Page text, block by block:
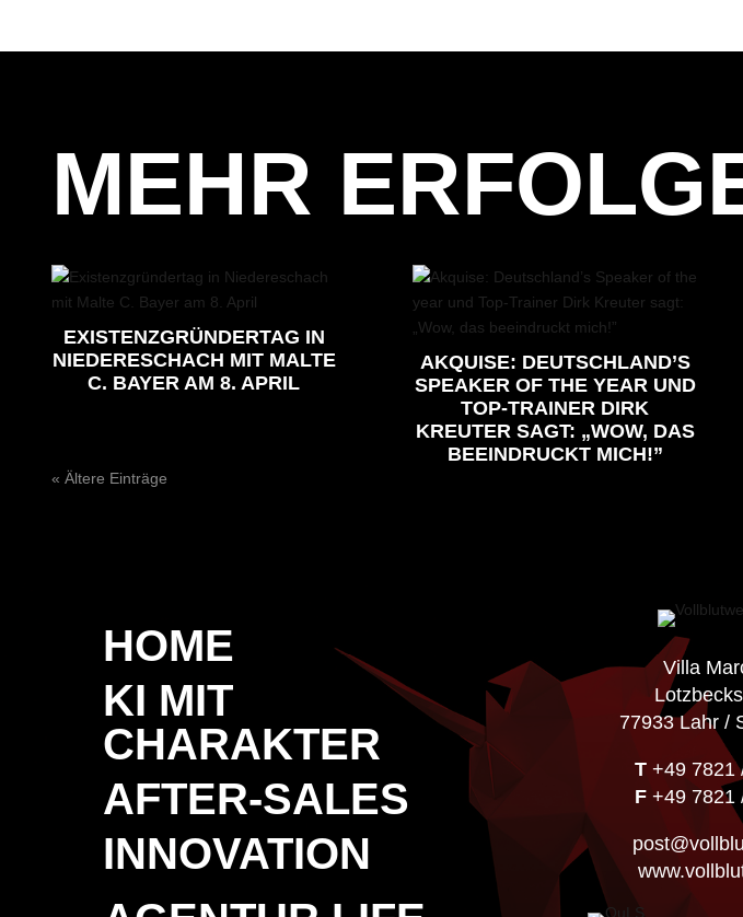
MEHR
EXISTENZGRÜNDERTAG IN
NIEDERESCHACH MIT MALTE
C. BAYER AM 8. APRIL
AKQUISE: DEUTSCHLAND’S
SPEAKER OF THE YEAR UND
TOP-TRAINER DIRK
KREUTER SAGT: „WOW, DAS
BEEINDRUCKT MICH!”
« Ältere Einträge
HOME
KI MIT
CHARAKTER
AFTER-SALES
INNOVATION
Villa
77933 Lahr /
T +49 7821
F +49 7821